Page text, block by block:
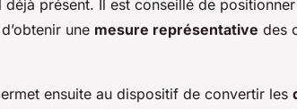
présent. Il est conseillé de
une mesure représentative des
ensuite au dispositif de convertir les